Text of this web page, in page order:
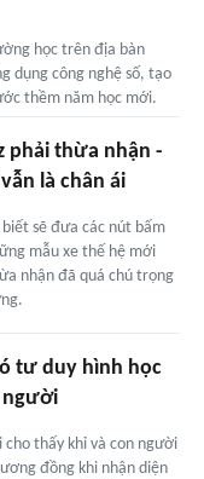
học trên địa bàn
dụng công nghệ số, tạo
thềm năm học mới.
phải thừa nhận -
là chân ái
sẽ đưa các nút bấm
mẫu xe thế hệ mới
nhận đã quá chú trọng
tư duy hình học
người
thấy khỉ và con người
đồng khi nhận diện